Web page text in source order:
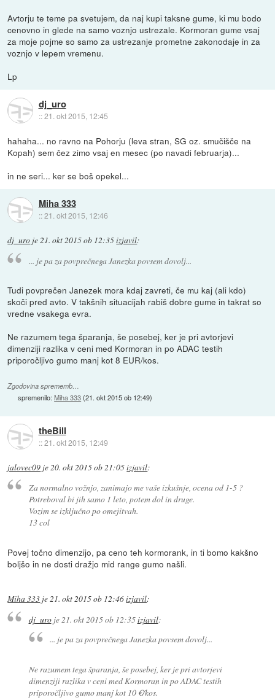
Avtorju te teme pa svetujem, da naj kupi taksne gume, ki mu bodo
cenovno in glede na samo voznjo ustrezale. Kormoran gume vsaj
za moje pojme so samo za ustrezanje prometne zakonodaje in za
voznjo v lepem vremenu.
Lp
dj_uro
::21. okt 2015, 12:45
hahaha... no ravno na Pohorju (leva stran, SG oz. smučišče na
Kopah) sem čez zimo vsaj en mesec (po navadi februarja)...
in ne seri... ker se boš opekel...
Miha 333
::21. okt 2015, 12:46
dj_uro je21. okt 2015 ob 12:35izjavil:
... je pa za povprečnega Janezka povsem dovolj...
Tudi povprečen Janezek mora kdaj zavreti, če mu kaj (ali kdo)
skoči pred avto. V takšnih situacijah rabiš dobre gume in takrat so
vredne vsakega evra.
Ne razumem tega šparanja, še posebej, ker je pri avtorjevi
dimenziji razlika v ceni med Kormoran in po ADAC testih
priporočljivo gumo manj kot 8 EUR/kos.
Zgodovina sprememb…
spremenilo:Miha 333(21. okt 2015 ob 12:49)
theBill
::21. okt 2015, 12:49
jalovec09 je 20. okt 2015 ob 21:05izjavil:
Za normalno vožnjo, zanimajo me vaše izkušnje, ocena od 1-5 ?
Potreboval bi jih samo 1 leto, potem dol in druge.
Vozim se izključno po omejitvah.
13 col
Povej točno dimenzijo, pa ceno teh kormorank, in ti bomo kakšno
boljšo in ne dosti dražjo mid range gumo našli.
Miha 333 je21. okt 2015 ob 12:46izjavil:
dj_uroje 21. okt 2015 ob 12:35izjavil:
... je pa za povprečnega Janezka povsem dovolj...
Ne razumem tega šparanja, še posebej, ker je pri avtorjevi
dimenziji razlika v ceni med Kormoran in po ADAC testih
priporočljivo gumo manj kot 10 €/kos.